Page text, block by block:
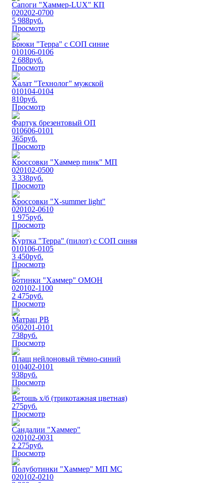
Сапоги "Хаммер-LUX" КП
020202-0700
5 988руб.
Просмотр
Брюки "Терра" с СОП синие
010106-0106
2 688руб.
Просмотр
Халат "Технолог" мужской
010104-0104
810руб.
Просмотр
Фартук брезентовый ОП
010606-0101
365руб.
Просмотр
Кроссовки "Хаммер пинк" МП
020102-0500
3 338руб.
Просмотр
Кроссовки "Х-summer light"
020102-0610
1 975руб.
Просмотр
Kуртка "Терра" (пилот) с СОП синяя
010106-0105
3 450руб.
Просмотр
Ботинки "Хаммер" ОМОН
020102-1100
2 475руб.
Просмотр
Матрац РВ
050201-0101
738руб.
Просмотр
Плащ нейлоновый тёмно-синий
010402-0101
938руб.
Просмотр
Ветошь х/б (трикотажная цветная)
275руб.
Просмотр
Сандалии "Хаммер"
020102-0031
2 275руб.
Просмотр
Полуботинки "Хаммер" МП МС
020102-0210